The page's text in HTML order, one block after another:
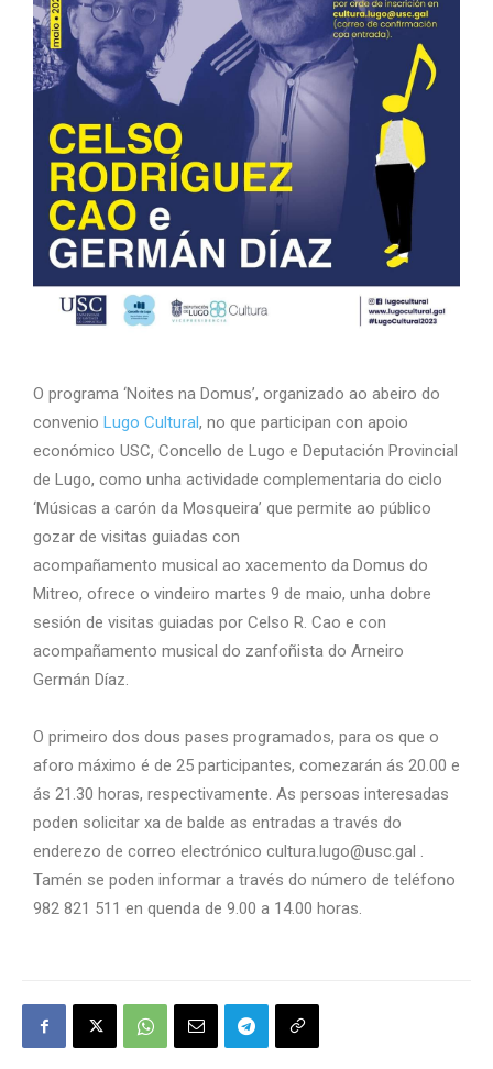
O programa ‘Noites na Domus’, organizado ao abeiro do
convenio Lugo Cultural, no que participan con apoio
económico USC, Concello de Lugo e Deputación Provincial
de Lugo, como unha actividade complementaria do ciclo
‘Músicas a carón da Mosqueira’ que permite ao público
gozar de visitas guiadas con
acompañamento musical ao xacemento da Domus do
Mitreo, ofrece o vindeiro martes 9 de maio, unha dobre
sesión de visitas guiadas por Celso R. Cao e con
acompañamento musical do zanfoñista do Arneiro
Germán Díaz.
O primeiro dos dous pases programados, para os que o
aforo máximo é de 25 participantes, comezarán ás 20.00 e
ás 21.30 horas, respectivamente. As persoas interesadas
poden solicitar xa de balde as entradas a través do
enderezo de correo electrónico cultura.lugo@usc.gal .
Tamén se poden informar a través do número de teléfono
982 821 511 en quenda de 9.00 a 14.00 horas.